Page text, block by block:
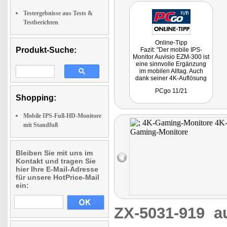
Testergebnisse aus Tests &
Testberichten
Produkt-Suche:
Shopping:
Mobile IPS-Full-HD-Monitore
mit Standfuß
Bleiben Sie mit uns im
Kontakt und tragen Sie
hier Ihre E-Mail-Adresse
für unsere HotPrice-Mail
ein:
Online-Tipp
Fazit: "Der mobile IPS-
Monitor Auvisio EZM-300 ist
eine sinnvolle Ergänzung
im mobilen Alltag. Auch
dank seiner 4K-Auflösung
an Bildschirmfläche, für alle
Smartphones nicht mehr
ausreicht. Auch wer seine
Spielekonsole öfters
mitnehmen möchte, findet
PCgo 11/21
ZX-5031-919